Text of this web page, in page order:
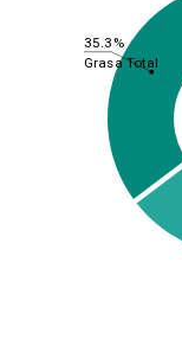
35.3%
Grasa Total